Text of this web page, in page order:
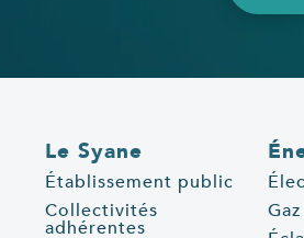
Le Syane
Établissement public
Collectivités
adhérentes
Gaz